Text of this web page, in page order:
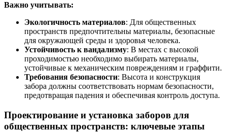
Важно учитывать:
Экологичность материалов: Для общественных
пространств предпочтительны материалы, безопасные
для окружающей среды и здоровья человека.
Устойчивость к вандализму: В местах с высокой
проходимостью необходимо выбирать материалы,
устойчивые к механическим повреждениям и граффити.
Требования безопасности: Высота и конструкция
забора должны соответствовать нормам безопасности,
предотвращая падения и обеспечивая контроль доступа.
Проектирование и установка заборов для
общественных пространств: ключевые этапы